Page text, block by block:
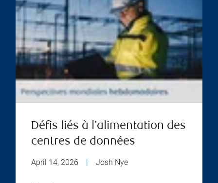
Défis liés à l’alimentation des
centres de données
April 14, 2026 Josh Nye